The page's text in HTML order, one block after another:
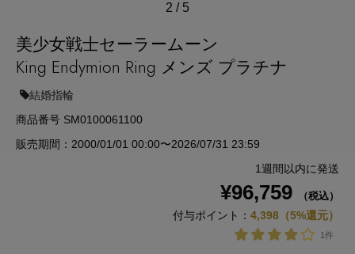
2 / 5
美少女戦士セーラームーン
King Endymion Ring メンズ プラチナ
結婚指輪
商品番号 SM0100061100
販売期間：2000/01/01 00:00〜2026/07/31 23:59
1週間以内に発送
¥96,759 （税込）
付与ポイント： 4,398（5%還元）
1件